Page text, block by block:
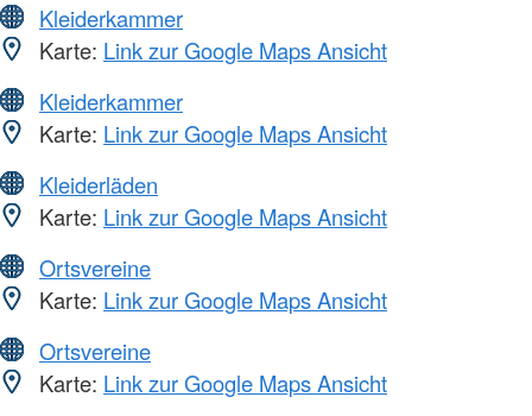
Kleiderkammer
Karte: Link zur Google Maps Ansicht
Kleiderkammer
Karte: Link zur Google Maps Ansicht
Kleiderläden
Karte: Link zur Google Maps Ansicht
Ortsvereine
Karte: Link zur Google Maps Ansicht
Ortsvereine
Karte: Link zur Google Maps Ansicht